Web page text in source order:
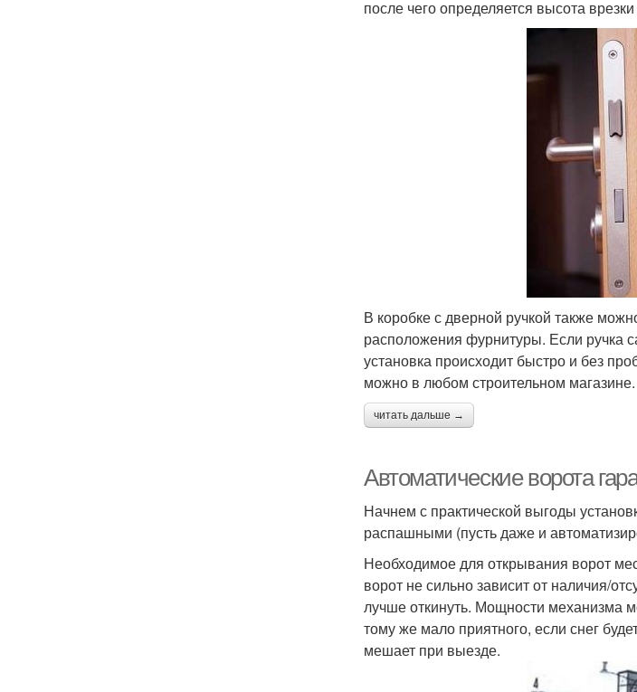
после чего определяется высота
В коробке с дверной ручкой также
расположения фурнитуры. Если ручка
установка происходит быстро и без
можно в любом строительном магазине.
читать дальше →
Автоматические ворота
Начнем с практической выгоды
распашными (пусть даже и
Необходимое для открывания ворот
ворот не сильно зависит от наличия/
лучше откинуть. Мощности механизма
тому же мало приятного, если снег
мешает при выезде.